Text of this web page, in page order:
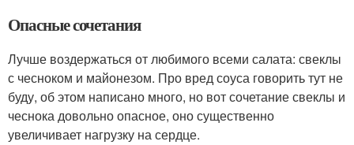
Опасные сочетания
Лучше воздержаться от любимого всеми салата: свеклы
с чесноком и майонезом. Про вред соуса говорить тут не
буду, об этом написано много, но вот сочетание свеклы и
чеснока довольно опасное, оно существенно
увеличивает нагрузку на сердце.